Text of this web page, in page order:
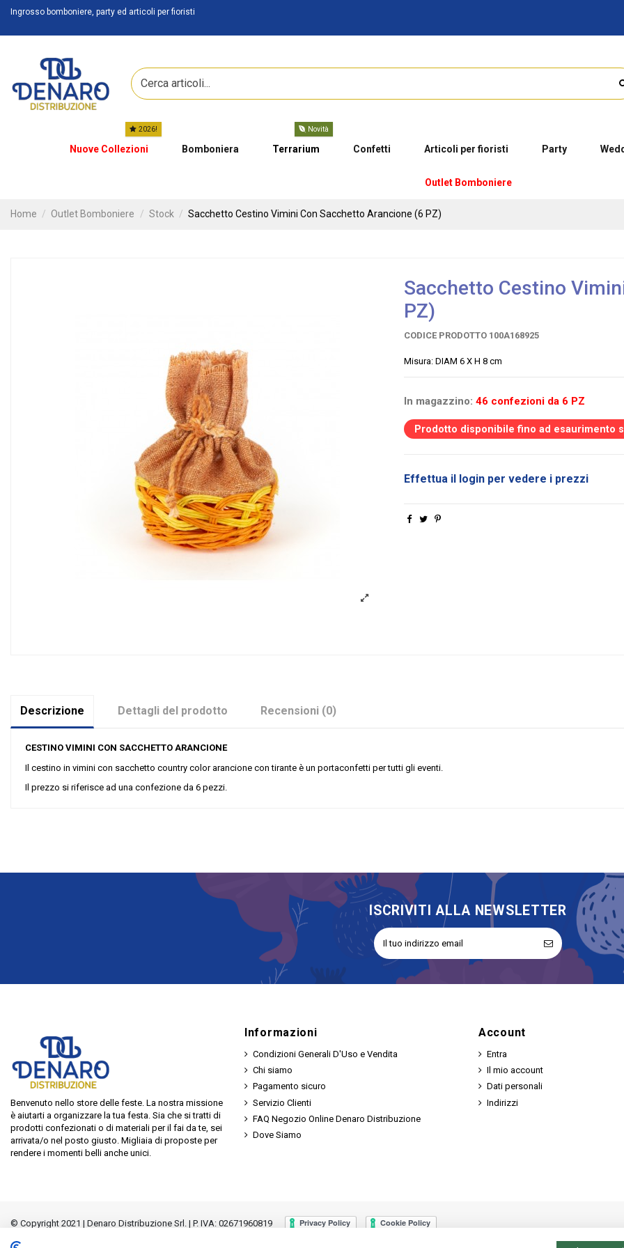
Ingrosso bomboniere, party ed articoli per fioristi
Nuove Collezioni
2026!
Bomboniera Terrarium
Novità
Confetti Articoli per fioristi Party
Outlet Bomboniere
Home Outlet Bomboniere Stock Sacchetto Cestino Vimini Con Sacchetto Arancione (6 PZ)
Sacchetto Cestino
PZ)
CODICE PRODOTTO 100A168925
Misura: DIAM 6 X H 8 cm
In magazzino: 46 confezioni da 6 PZ
Prodotto disponibile fino ad esaurimento
Effettua il login per vedere i prezzi
Descrizione Dettagli del prodotto Recensioni (0)
CESTINO VIMINI CON SACCHETTO ARANCIONE
Il cestino in vimini con sacchetto country color arancione con tirante è un portaconfetti per tutti gli eventi.
Il prezzo si riferisce ad una confezione da 6 pezzi.
Grandi affari Stock
ISCRIVITI ALLA NEWSLETTER
Benvenuto nello store delle feste. La nostra missione
è aiutarti a organizzare la tua festa. Sia che si tratti di
prodotti confezionati o di materiali per il fai da te, sei
arrivata/o nel posto giusto. Migliaia di proposte per
rendere i momenti belli anche unici.
Informazioni
Condizioni Generali D'Uso e Vendita
Chi siamo
Pagamento sicuro
Servizio Clienti
FAQ Negozio Online Denaro Distribuzione
Dove Siamo
Account
Entra
Il mio account
Dati personali
Indirizzi
© Copyright 2021 | Denaro Distribuzione Srl. | P. IVA: 02671960819